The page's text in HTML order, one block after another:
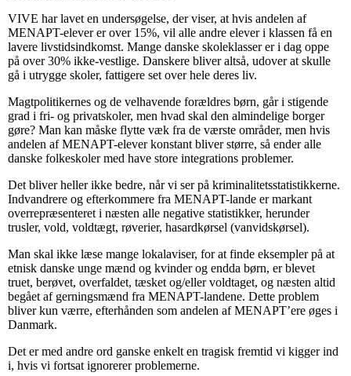
VIVE har lavet en undersøgelse, der viser, at hvis andelen af
MENAPT-elever er over 15%, vil alle andre elever i klassen få en
lavere livstidsindkomst. Mange danske skoleklasser er i dag oppe
på over 30% ikke-vestlige. Danskere bliver altså, udover at skulle
gå i utrygge skoler, fattigere set over hele deres liv.
Magtpolitikernes og de velhavende forældres børn, går i stigende
grad i fri- og privatskoler, men hvad skal den almindelige borger
gøre? Man kan måske flytte væk fra de værste områder, men hvis
andelen af MENAPT-elever konstant bliver større, så ender alle
danske folkeskoler med have store integrations problemer.
Det bliver heller ikke bedre, når vi ser på kriminalitetsstatistikkerne.
Indvandrere og efterkommere fra MENAPT-lande er markant
overrepræsenteret i næsten alle negative statistikker, herunder
trusler, vold, voldtægt, røverier, hasardkørsel (vanvidskørsel).
Man skal ikke læse mange lokalaviser, for at finde eksempler på at
etnisk danske unge mænd og kvinder og endda børn, er blevet
truet, berøvet, overfaldet, tæsket og/eller voldtaget, og næsten altid
begået af gerningsmænd fra MENAPT-landene. Dette problem
bliver kun værre, efterhånden som andelen af MENAPT’ere øges i
Danmark.
Det er med andre ord ganske enkelt en tragisk fremtid vi kigger ind
i, hvis vi fortsat ignorerer problemerne.